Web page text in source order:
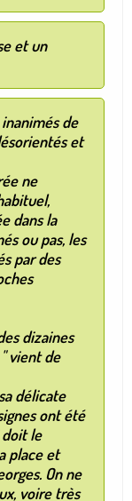
et un
de
et
ne
dans la
ou pas, les
par des
dizaines
vient de
délicate
ont été
doit le
place et
On ne
voire très